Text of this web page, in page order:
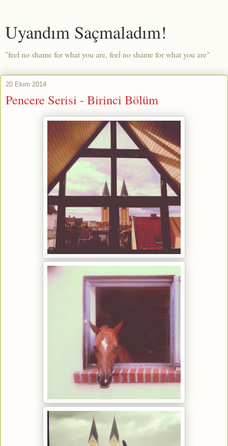
Uyandım Saçmaladım!
"feel no shame for what you are, feel no shame for what you are"
20 Ekim 2014
Pencere Serisi - Birinci Bölüm